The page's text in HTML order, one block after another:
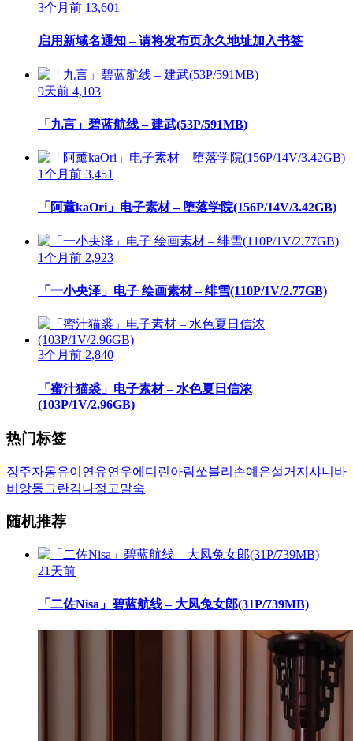
3个月前 13,601
启用新域名通知 – 请将发布页永久地址加入书签
9天前 4,103
「九言」碧蓝航线 – 建武(53P/591MB)
1个月前 3,451
「阿薰kaOri」电子素材 – 堕落学院(156P/14V/3.42GB)
1个月前 2,923
「一小央泽」电子 绘画素材 – 绯雪(110P/1V/2.77GB)
3个月前 2,840
「蜜汁猫裘」电子素材 – 水色夏日信浓
(103P/1V/2.96GB)
热门标签
장주자몽유이 연유연우에디린아람쏘블리 손예은설거지 샤니 바
비앙동그란김나정 고말숙
随机推荐
21天前
「二佐Nisa」碧蓝航线 – 大凤兔女郎(31P/739MB)